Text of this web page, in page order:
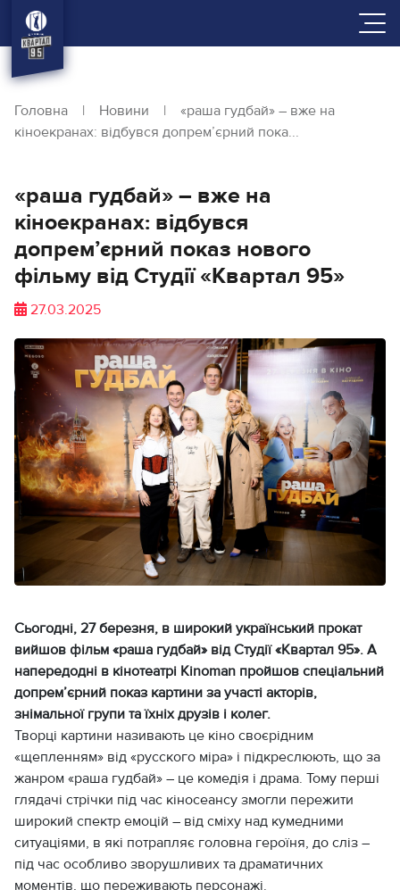
Головна | Новини |
«раша гудбай» – вже на
кіноекранах: відбувся допремʼєрний пока...
«раша гудбай» – вже на
кіноекранах: відбувся
допремʼєрний показ нового
фільму від Студії «Квартал 95»
27.03.2025
Сьогодні, 27 березня, в широкий український прокат
вийшов фільм «раша гудбай» від Студії «Квартал 95». А
напередодні в кінотеатрі Kinoman пройшов спеціальний
допремʼєрний показ картини за участі акторів,
знімальної групи та їхніх друзів і колег.
Творці картини називають це кіно своєрідним
«щепленням» від «русского міра» і підкреслюють, що за
жанром «раша гудбай» – це комедія і драма. Тому перші
глядачі стрічки під час кіносеансу змогли пережити
широкий спектр емоцій – від сміху над кумедними
ситуаціями, в які потрапляє головна героїня, до сліз –
під час особливо зворушливих та драматичних
моментів, що переживають персонажі.